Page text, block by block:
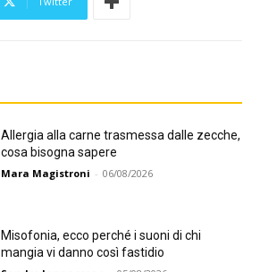
Allergia alla carne trasmessa dalle zecche,
cosa bisogna sapere
Mara Magistroni - 06/08/2026
Misofonia, ecco perché i suoni di chi
mangia vi danno così fastidio